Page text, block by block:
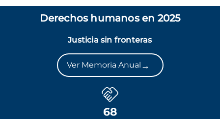
Derechos humanos en 2025
Justicia sin fronteras
Ver Memoria Anual →
68